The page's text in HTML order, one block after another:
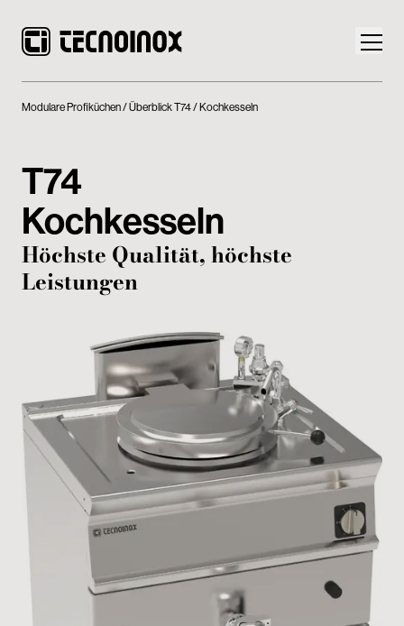
Die Welt von Tecnoinox
News
Passwortgeschützter Bereich
Modulare Profiküchen Überblick T74 Kochkesseln
T74
Kochkesseln
Höchste Qualität, höchste
Leistungen